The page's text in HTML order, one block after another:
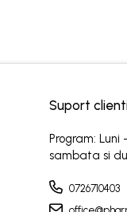
Suport
Program: Luni
sambata si
0726710403